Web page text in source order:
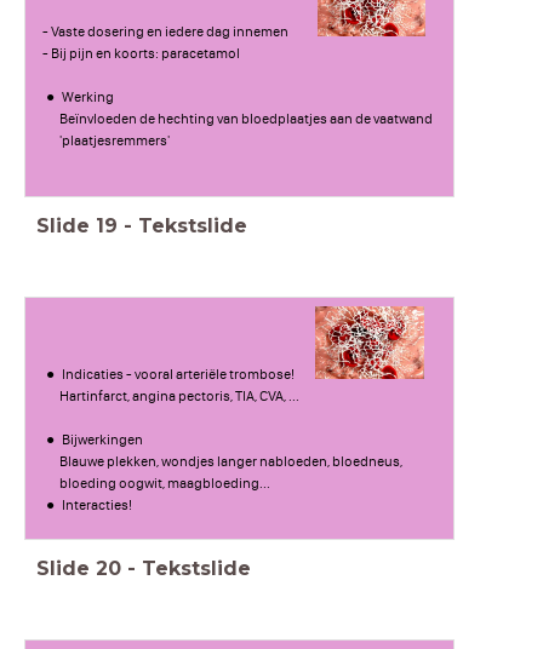
- Vaste dosering en iedere dag innemen
- Bij pijn en koorts: paracetamol
Werking
Beïnvloeden de hechting van bloedplaatjes aan de vaatwand
'plaatjesremmers'
Slide 19 - Tekstslide
Indicaties - vooral arteriële trombose!
Hartinfarct, angina pectoris, TIA, CVA, ...
Bijwerkingen
Blauwe plekken, wondjes langer nabloeden, bloedneus,
bloeding oogwit, maagbloeding...
Interacties!
Slide 20 - Tekstslide